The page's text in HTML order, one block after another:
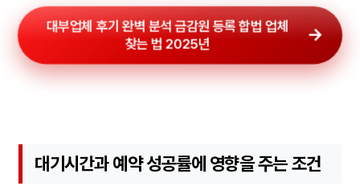
대부업체 후기 완벽 분석 금감원 등록 합법 업체
찾는 법 2025년
대기시간과 예약 성공률에 영향을 주는 조건